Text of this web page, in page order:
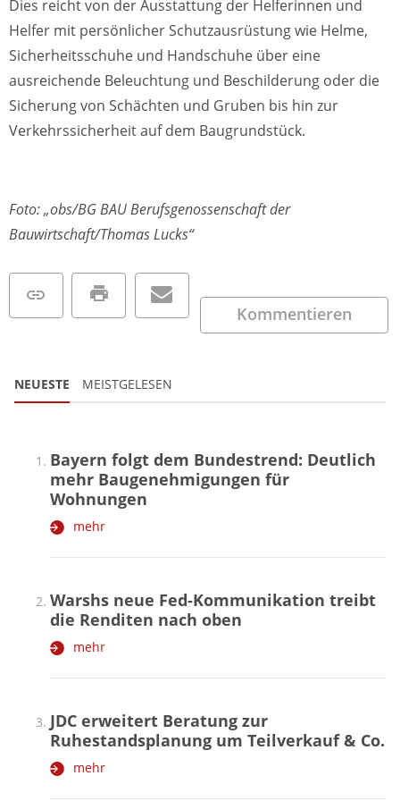
Dies reicht von der Ausstattung der Helferinnen und
Helfer mit persönlicher Schutzausrüstung wie Helme,
Sicherheitsschuhe und Handschuhe über eine
ausreichende Beleuchtung und Beschilderung oder die
Sicherung von Schächten und Gruben bis hin zur
Verkehrssicherheit auf dem Baugrundstück.
Foto: „obs/BG BAU Berufsgenossenschaft der
Bauwirtschaft/Thomas Lucks“
Kommentieren
NEUESTE MEISTGELESEN
Bayern folgt dem Bundestrend: Deutlich
mehr Baugenehmigungen für
Wohnungen
mehr
Warshs neue Fed-Kommunikation treibt
die Renditen nach oben
mehr
JDC erweitert Beratung zur
Ruhestandsplanung um Teilverkauf & Co.
mehr